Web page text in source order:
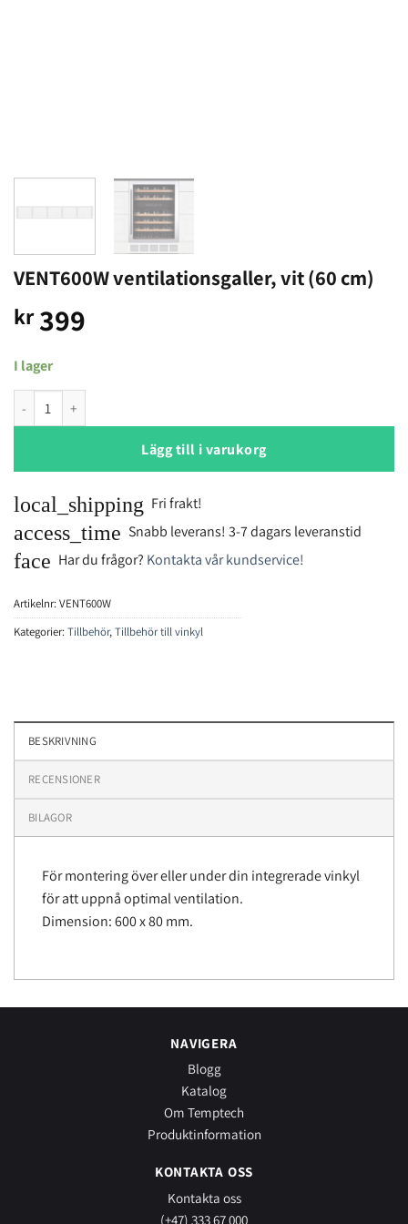
VENT600W ventilationsgaller, vit (60 cm)
kr399
I lager
VENT600W ventilationsgaller, vit (60 cm) mängd
Lägg till i varukorg
local_shipping Fri frakt!
access_time Snabb leverans! 3-7 dagars leveranstid
face Har du frågor? Kontakta vår kundservice!
Artikelnr:VENT600W
Kategorier:Tillbehör,Tillbehör till vinkyl
BESKRIVNING
RECENSIONER
BILAGOR
För montering över eller under din integrerade vinkyl
för att uppnå optimal ventilation.
Dimension: 600 x 80 mm.
NAVIGERA
Blogg
Katalog
Om Temptech
Produktinformation
KONTAKTA OSS
Kontakta oss
(+47) 333 67 000